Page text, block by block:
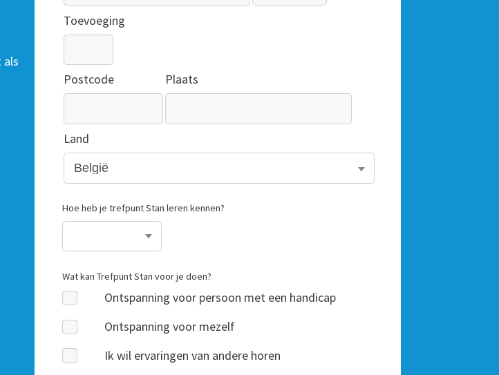
als
Toevoeging
Postcode Plaats
Land
Hoe heb je trefpunt Stan leren kennen?
Wat kan Trefpunt Stan voor je doen?
Ontspanning voor persoon met een handicap
Ontspanning voor mezelf
Ik wil ervaringen van andere horen